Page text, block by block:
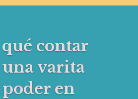
qué contar
varita
poder en